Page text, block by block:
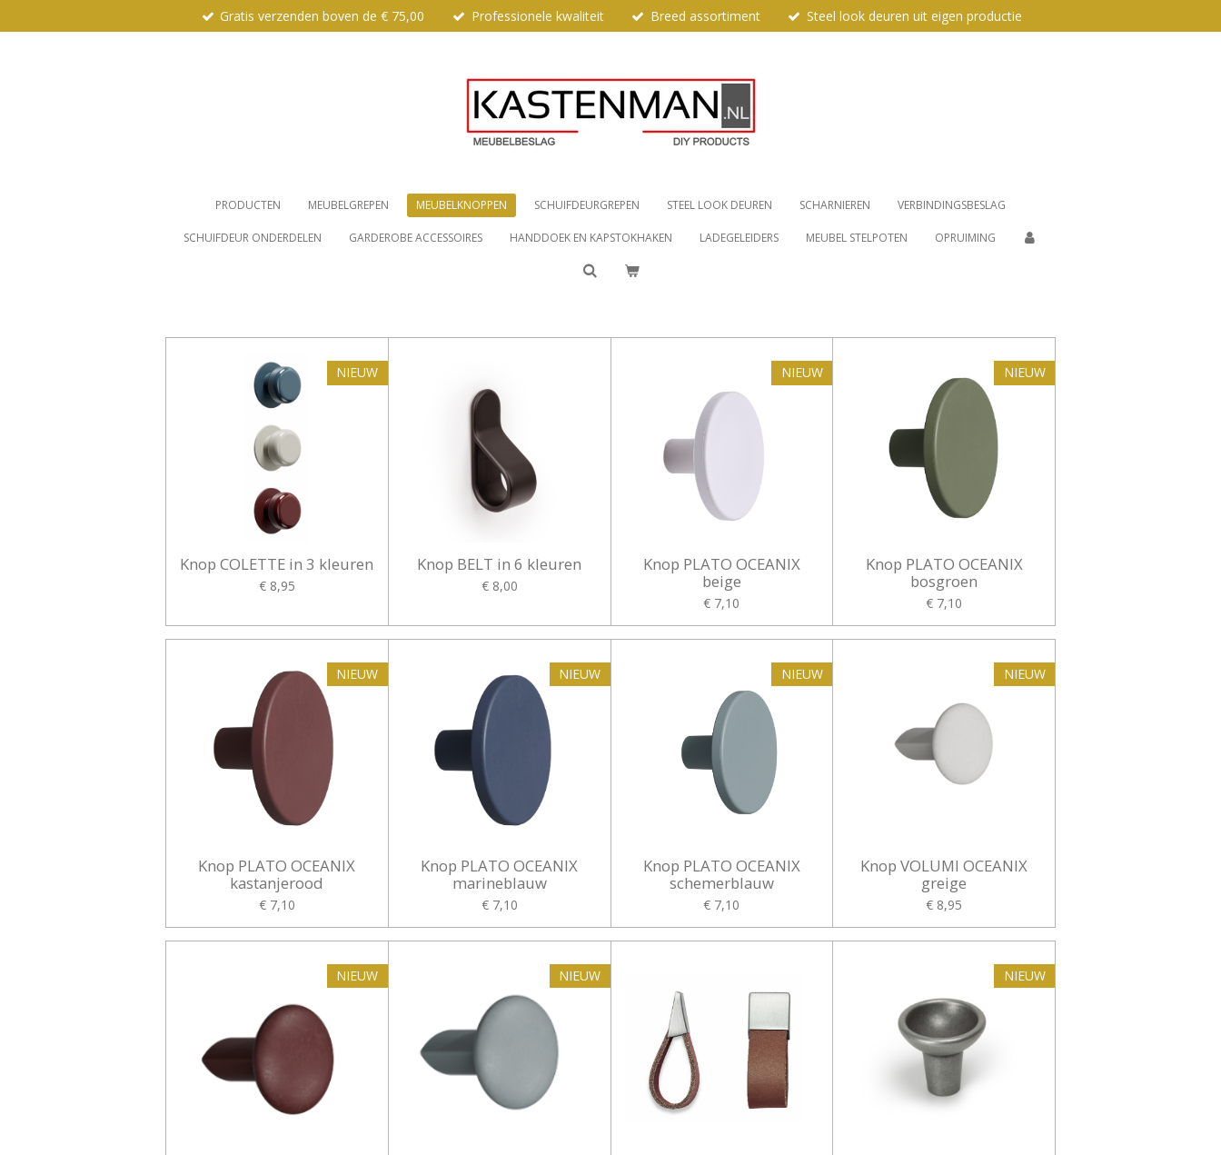
direct
Gratis verzenden boven de € 75,00 Professionele kwaliteit Breed assortiment Steel look deuren uit eigen productie
PRODUCTEN MEUBELGREPEN MEUBELKNOPPEN SCHUIFDEURGREPEN STEEL LOOK DEUREN SCHARNIEREN VERBINDINGSBESLAG
SCHUIFDEUR ONDERDELEN GARDEROBE ACCESSOIRES HANDDOEK EN KAPSTOKHAKEN LADEGELEIDERS MEUBEL STELPOTEN OPRUIMING
NIEUW
Knop COLETTE in 3 kleuren
€ 8,95
Knop BELT in 6 kleuren
€ 8,00
NIEUW
Knop PLATO OCEANIX
beige
€ 7,10
NIEUW
Knop PLATO OCEANIX
bosgroen
€ 7,10
NIEUW
Knop PLATO OCEANIX
kastanjerood
€ 7,10
NIEUW
Knop PLATO OCEANIX
marineblauw
€ 7,10
NIEUW
Knop PLATO OCEANIX
schemerblauw
€ 7,10
NIEUW
Knop VOLUMI OCEANIX
greige
€ 8,95
NIEUW NIEUW NIEUW